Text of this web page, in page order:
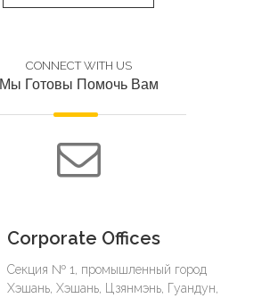
CONNECT WITH US
Мы Готовы Помочь Вам
Corporate Offices
Секция № 1, промышленный город
Хэшань, Хэшань, Цзянмэнь, Гуандун,